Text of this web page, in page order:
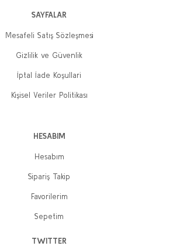
SAYFALAR
Mesafeli Satış Sözleşmesi
Gizlilik ve Güvenlik
İptal İade Koşullari
Kişisel Veriler Politikası
HESABIM
Hesabım
Sipariş Takip
Favorilerim
Sepetim
TWITTER